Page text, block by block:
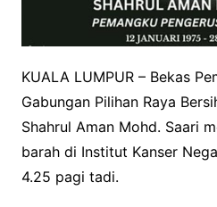
KUALA LUMPUR – Bekas
Gabungan Pilihan Raya
Shahrul Aman Mohd. Saari
barah di Institut Kanser
4.25 pagi tadi.